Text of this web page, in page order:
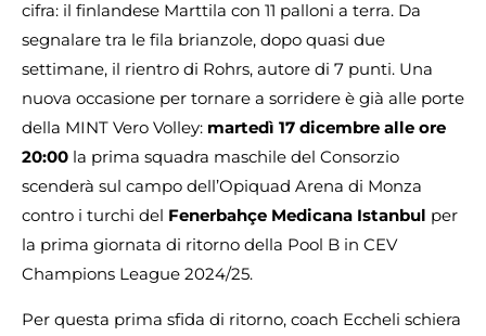
cifra: il finlandese Marttila con 11 palloni a terra. Da
segnalare tra le fila brianzole, dopo quasi due
settimane, il rientro di Rohrs, autore di 7 punti. Una
nuova occasione per tornare a sorridere è già alle porte
della MINT Vero Volley: martedì 17 dicembre alle ore
20:00 la prima squadra maschile del Consorzio
scenderà sul campo dell’Opiquad Arena di Monza
contro i turchi del Fenerbahçe Medicana Istanbul per
la prima giornata di ritorno della Pool B in CEV
Champions League 2024/25.
Per questa prima sfida di ritorno, coach Eccheli schiera